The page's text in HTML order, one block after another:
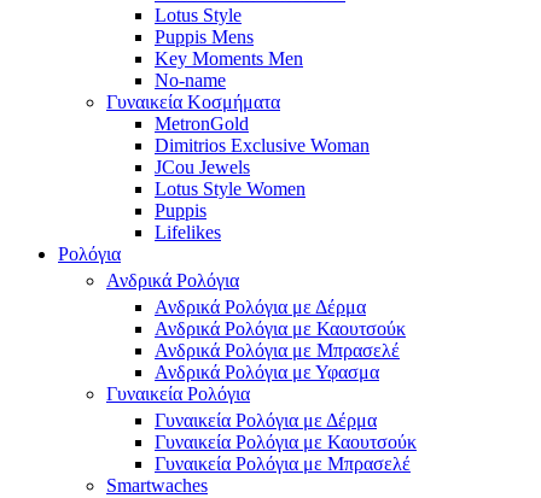
Lotus Style
Puppis Mens
Key Moments Men
No-name
Γυναικεία Κοσμήματα
MetronGold
Dimitrios Exclusive Woman
JCou Jewels
Lotus Style Women
Puppis
Lifelikes
Ρολόγια
Ανδρικά Ρολόγια
Ανδρικά Ρολόγια με Δέρμα
Ανδρικά Ρολόγια με Καουτσούκ
Ανδρικά Ρολόγια με Μπρασελέ
Ανδρικά Ρολόγια με Υφασμα
Γυναικεία Ρολόγια
Γυναικεία Ρολόγια με Δέρμα
Γυναικεία Ρολόγια με Καουτσούκ
Γυναικεία Ρολόγια με Μπρασελέ
Smartwaches